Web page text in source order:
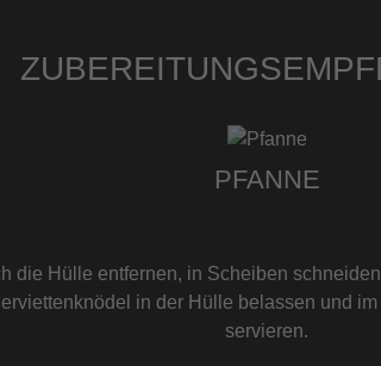
PFANNE
die Hülle entfernen, in Scheiben
in der Hülle belassen und
servieren.